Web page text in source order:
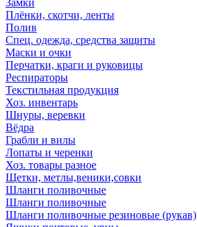
Замки
Плёнки, скотчи, ленты
Полив
Спец. одежда, средства защиты
Маски и очки
Перчатки, краги и руковицы
Респираторы
Текстильная продукция
Хоз. инвентарь
Шнуры, веревки
Вёдра
Грабли и вилы
Лопаты и черенки
Хоз. товары разное
Щетки, метлы,веники,совки
Шланги поливочные
Шланги поливочные
Шланги поливочные резиновые (рукав)